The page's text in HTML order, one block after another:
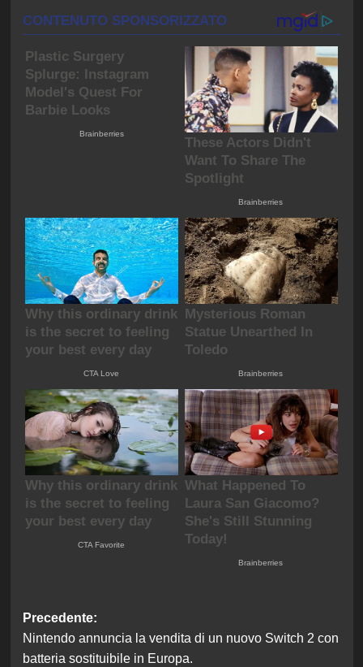
Navigazione
articolo
Precedente:
Nintendo annuncia la vendita di un nuovo Switch 2 con
batteria sostituibile in Europa.